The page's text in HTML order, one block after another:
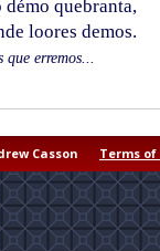
démo quebranta,
loores demos.
que erremos...
Casson Terms of